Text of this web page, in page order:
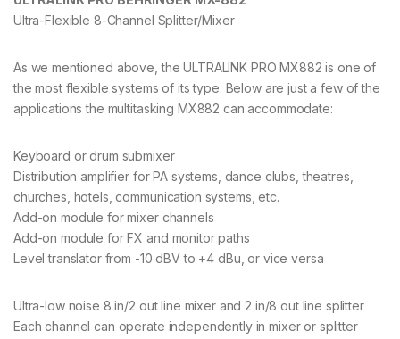
Ultra-Flexible 8-Channel Splitter/Mixer
As we mentioned above, the ULTRALINK PRO MX882 is one of
the most flexible systems of its type. Below are just a few of the
applications the multitasking MX882 can accommodate:
Keyboard or drum submixer
Distribution amplifier for PA systems, dance clubs, theatres,
churches, hotels, communication systems, etc.
Add-on module for mixer channels
Add-on module for FX and monitor paths
Level translator from -10 dBV to +4 dBu, or vice versa
Ultra-low noise 8 in/2 out line mixer and 2 in/8 out line splitter
Each channel can operate independently in mixer or splitter